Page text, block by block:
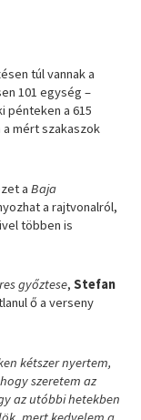
túl vannak a
101 egység –
pénteken a 615
mért szakaszok
aBaja
a rajtvonalról,
többen is
győztese,Stefan
ő a verseny
kétszer nyertem,
szeretem az
az utóbbi hetekben